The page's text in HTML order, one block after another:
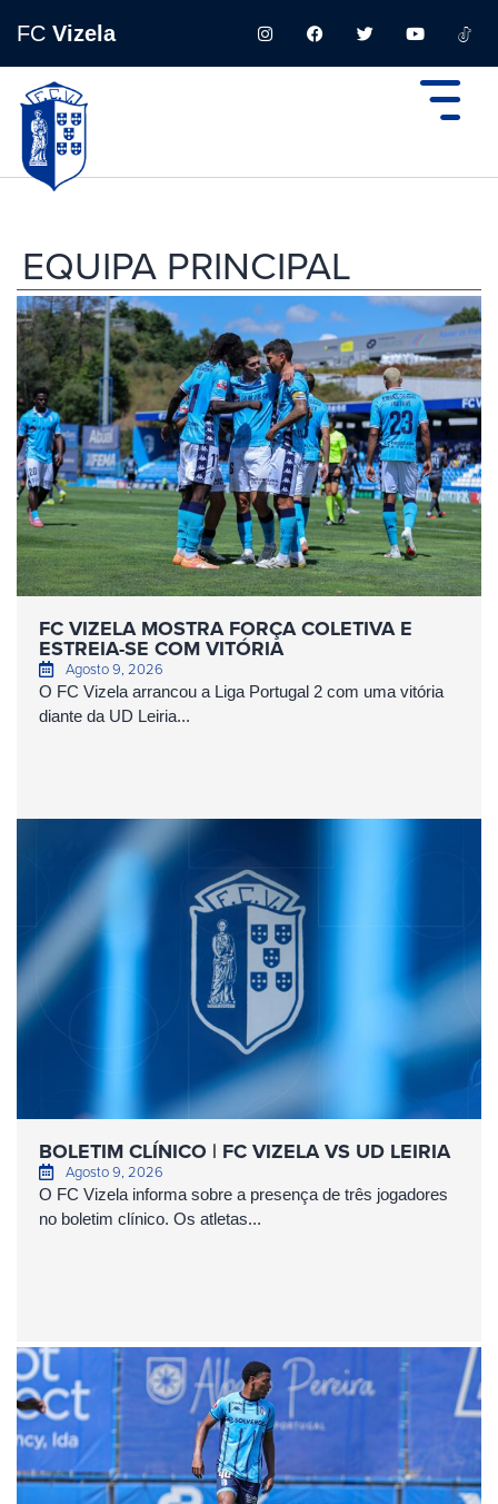
FC Vizela
EQUIPA PRINCIPAL
FC VIZELA MOSTRA FORÇA COLETIVA E
ESTREIA-SE COM VITÓRIA
Agosto 9, 2026
O FC Vizela arrancou a Liga Portugal 2 com uma vitória
diante da UD Leiria...
BOLETIM CLÍNICO | FC VIZELA VS UD LEIRIA
Agosto 9, 2026
O FC Vizela informa sobre a presença de três jogadores
no boletim clínico. Os atletas...